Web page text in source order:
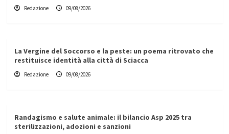
Redazione 09/08/2026
La Vergine del Soccorso e la peste: un poema ritrovato che
restituisce identità alla città di Sciacca
Redazione 09/08/2026
Randagismo e salute animale: il bilancio Asp 2025 tra
sterilizzazioni, adozioni e sanzioni